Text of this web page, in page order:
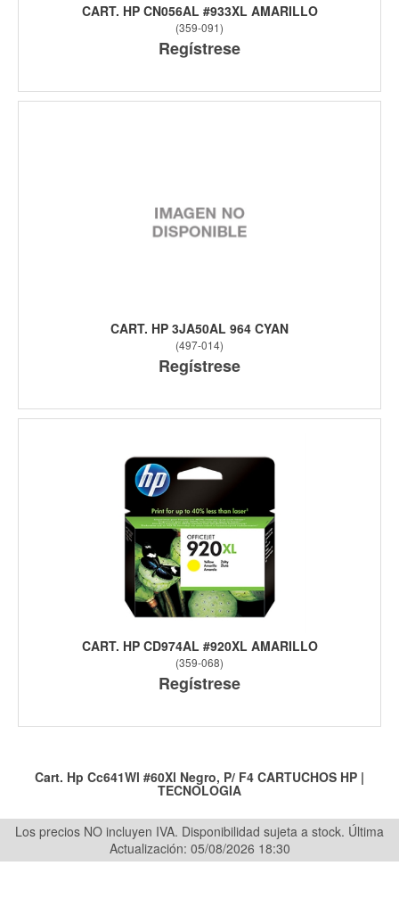
CART. HP CN056AL #933XL AMARILLO
(359-091)
Regístrese
CART. HP 3JA50AL 964 CYAN
(497-014)
Regístrese
CART. HP CD974AL #920XL AMARILLO
(359-068)
Regístrese
Cart. Hp Cc641Wl #60Xl Negro, P/ F4 CARTUCHOS HP |
TECNOLOGIA
Los precios NO incluyen IVA. Disponibilidad sujeta a stock. Última
Actualización: 05/08/2026 18:30